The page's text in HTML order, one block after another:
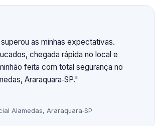
as minhas expectativas.
chegada rápida no local e
feita com total segurança no
Araraquara‑SP.
Alamedas, Araraquara‑SP